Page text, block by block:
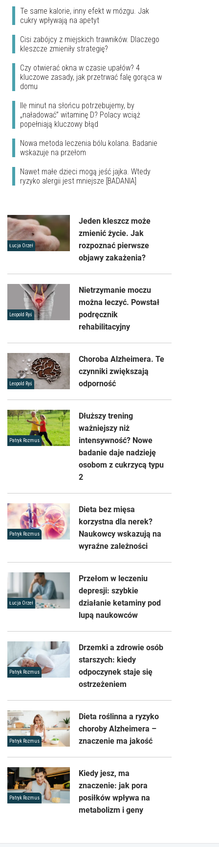
Te same kalorie, inny efekt w mózgu. Jak
cukry wpływają na apetyt
Cisi zabójcy z miejskich trawników. Dlaczego
kleszcze zmieniły strategię?
Czy otwierać okna w czasie upałów? 4
kluczowe zasady, jak przetrwać falę gorąca w
domu
Ile minut na słońcu potrzebujemy, by
„naładować” witaminę D? Polacy wciąż
popełniają kluczowy błąd
Nowa metoda leczenia bólu kolana. Badanie
wskazuje na przełom
Nawet małe dzieci mogą jeść jajka. Wtedy
ryzyko alergii jest mniejsze [BADANIA]
Łucja Orzeł
Jeden kleszcz może
zmienić życie. Jak
rozpoznać pierwsze
objawy zakażenia?
Leopold Ryś
Nietrzymanie moczu
można leczyć. Powstał
podręcznik
rehabilitacyjny
Leopold Ryś
Choroba Alzheimera. Te
czynniki zwiększają
odporność
Patryk Rozmus
Dłuższy trening
ważniejszy niż
intensywność? Nowe
badanie daje nadzieję
osobom z cukrzycą typu
2
Patryk Rozmus
Dieta bez mięsa
korzystna dla nerek?
Naukowcy wskazują na
wyraźne zależności
Łucja Orzeł
Przełom w leczeniu
depresji: szybkie
działanie ketaminy pod
lupą naukowców
Patryk Rozmus
Drzemki a zdrowie osób
starszych: kiedy
odpoczynek staje się
ostrzeżeniem
Patryk Rozmus
Dieta roślinna a ryzyko
choroby Alzheimera –
znaczenie ma jakość
Patryk Rozmus
Kiedy jesz, ma
znaczenie: jak pora
posiłków wpływa na
metabolizm i geny